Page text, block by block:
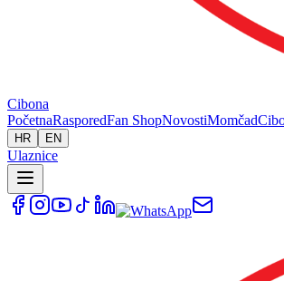
Cibona
PočetnaRasporedFan ShopNovostiMomčad
HR EN
Ulaznice